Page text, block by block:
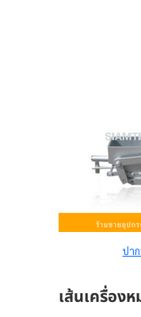
ปา
เส้นเครื่อง